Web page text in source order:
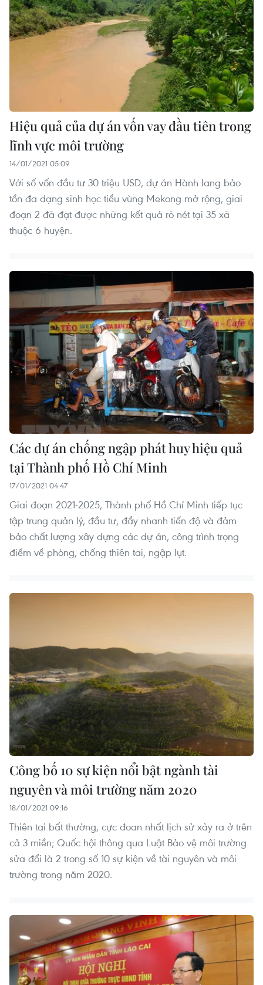
Hiệu quả của dự án vốn vay đầu tiên trong
lĩnh vực môi trường
14/01/2021 05:09
Với số vốn đầu tư 30 triệu USD, dự án Hành lang bảo
tồn đa dạng sinh học tiểu vùng Mekong mở rộng, giai
đoạn 2 đã đạt được những kết quả rõ nét tại 35 xã
thuộc 6 huyện.
Các dự án chống ngập phát huy hiệu quả
tại Thành phố Hồ Chí Minh
17/01/2021 04:47
Giai đoạn 2021-2025, Thành phố Hồ Chí Minh tiếp tục
tập trung quản lý, đầu tư, đẩy nhanh tiến độ và đảm
bảo chất lượng xây dựng các dự án, công trình trọng
điểm về phòng, chống thiên tai, ngập lụt.
Công bố 10 sự kiện nổi bật ngành tài
nguyên và môi trường năm 2020
18/01/2021 09:16
Thiên tai bất thường, cực đoan nhất lịch sử xảy ra ở trên
cả 3 miền; Quốc hội thông qua Luật Bảo vệ môi trường
sửa đổi là 2 trong số 10 sự kiện về tài nguyên và môi
trường trong năm 2020.